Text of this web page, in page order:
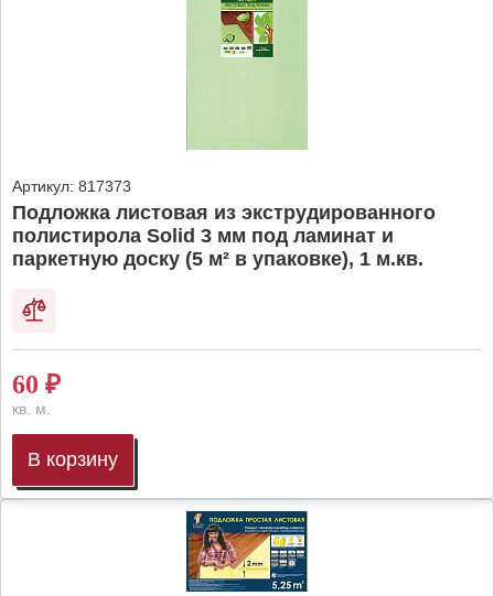
Артикул: 817373
Подложка листовая из экструдированного
полистирола Solid 3 мм под ламинат и
паркетную доску (5 м² в упаковке), 1 м.кв.
60 ₽
кв. м.
В корзину